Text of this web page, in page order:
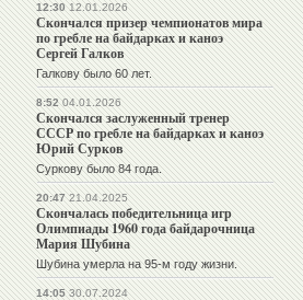
12:3012.01.2026
Скончался призер чемпионатов мира
по гребле на байдарках и каноэ
Сергей Галков
Галкову было 60 лет.
8:5204.01.2026
Скончался заслуженный тренер
СССР по гребле на байдарках и каноэ
Юрий Сурков
Суркову было 84 года.
20:4721.04.2025
Скончалась победительница игр
Олимпиады 1960 года байдарочница
Мария Шубина
Шубина умерла на 95-м году жизни.
14:0530.07.2024